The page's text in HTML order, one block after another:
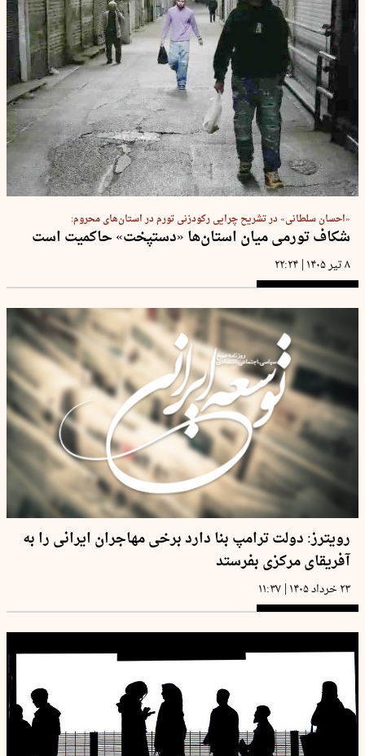
«احسان سلطانی» در تشریح چرایی رکودزنی تورم در استان‌های محروم:
شکاف تورمی میان استان‌ها «دستپخت» حاکمیت است
۸ تیر ۱۴۰۵ | ۲۲:۲۴
رویترز: دولت ترامپ بنا دارد برخی مهاجران ایرانی را به
آفریقای مرکزی بفرستد
۲۳ خرداد ۱۴۰۵ | ۱۱:۳۷